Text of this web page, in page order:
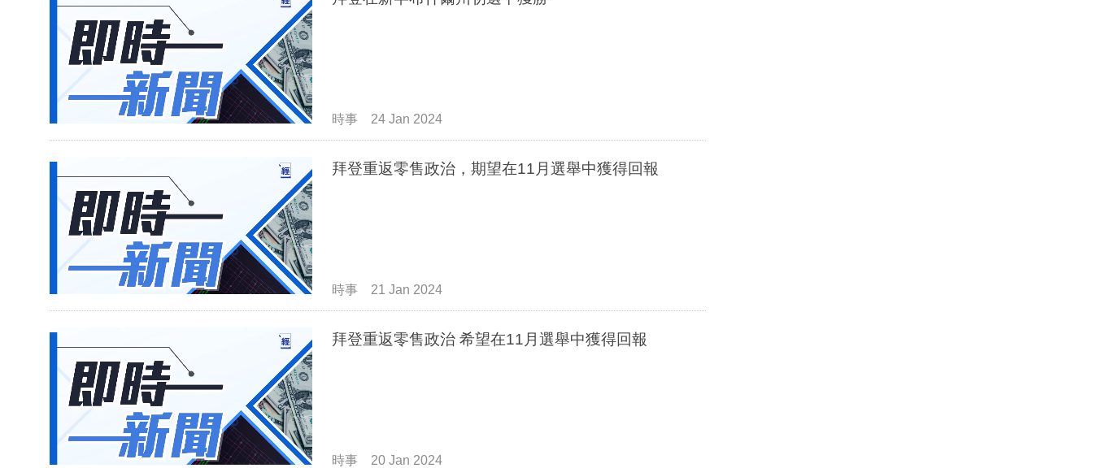
時事 24 Jan 2024
拜登重返零售政治，期望在11月選舉中獲得回報
時事 21 Jan 2024
拜登重返零售政治 希望在11月選舉中獲得回報
時事 20 Jan 2024